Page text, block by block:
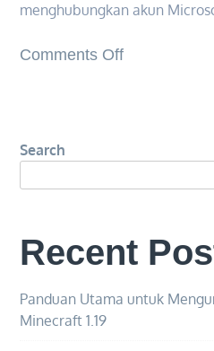
menghubungkan akun
Comments Offon
untuk
Bermain
Search
Recent
Panduan Utama untuk
Minecraft 1.19